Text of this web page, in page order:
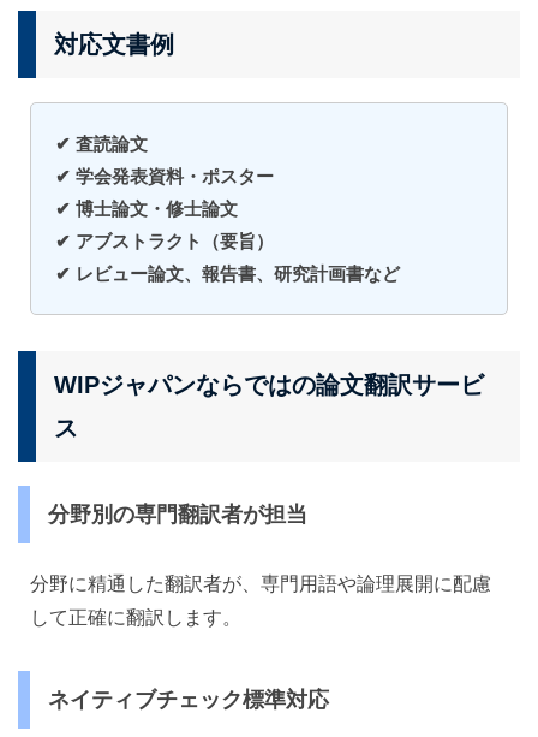
対応文書例
✔ 査読論文
✔ 学会発表資料・ポスター
✔ 博士論文・修士論文
✔ アブストラクト（要旨）
✔ レビュー論文、報告書、研究計画書など
WIPジャパンならではの論文翻訳サービ
ス
分野別の専門翻訳者が担当
分野に精通した翻訳者が、専門用語や論理展開に配慮
して正確に翻訳します。
ネイティブチェック標準対応